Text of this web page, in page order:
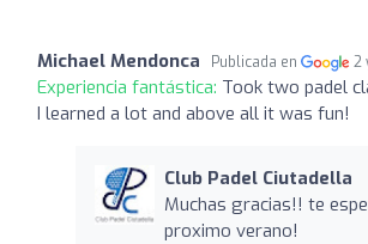
Michael Mendonca Publicada en 2
Experiencia fantástica: Took two padel
I learned a lot and above all it was fun!
Club Padel Ciutadella
Muchas gracias!! te
proximo verano!